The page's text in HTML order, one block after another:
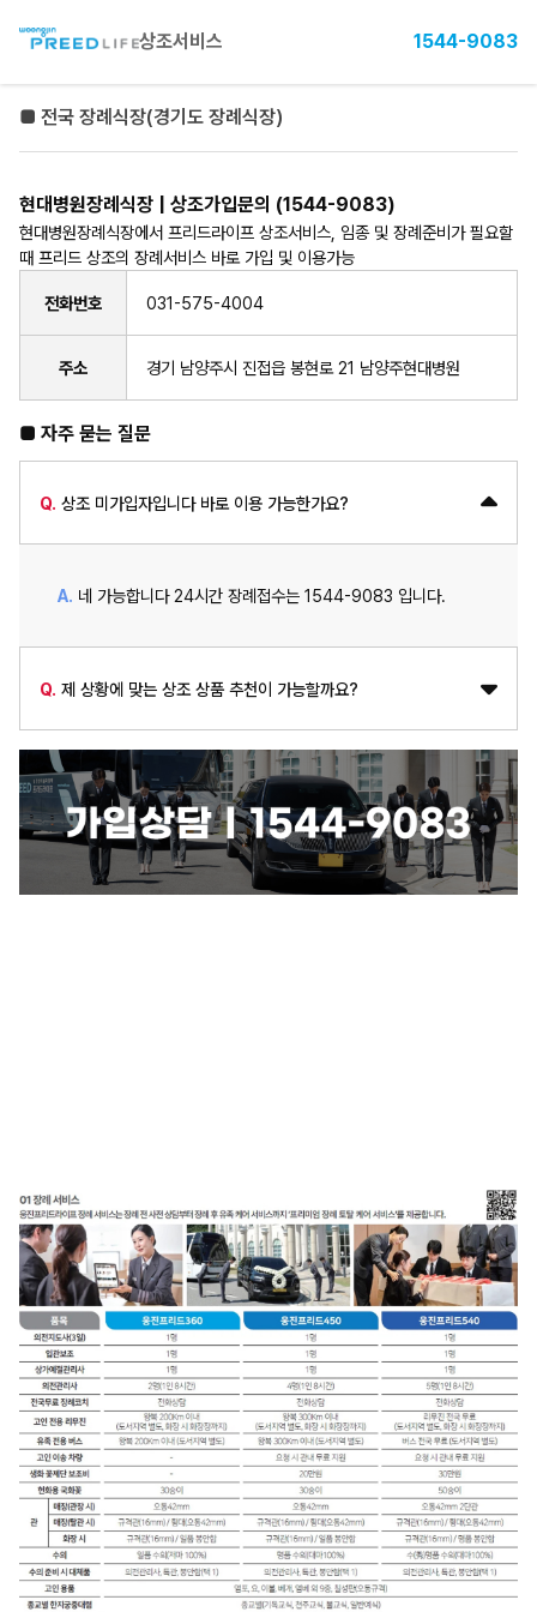
상조서비스 1544-9083
■ 전국 장례식장(경기도 장례식장)
현대병원장례식장 | 상조가입문의 (1544-9083)
현대병원장례식장에서 프리드라이프 상조서비스, 임종 및 장례준비가 필요할
때 프리드 상조의 장례서비스 바로 가입 및 이용가능
전화번호 031-575-4004
주소 경기 남양주시 진접읍 봉현로 21 남양주현대병원
■ 자주 묻는 질문
Q. 상조 미가입자입니다 바로 이용 가능한가요?
A. 네 가능합니다 24시간 장례접수는 1544-9083 입니다.
Q. 제 상황에 맞는 상조 상품 추천이 가능할까요?